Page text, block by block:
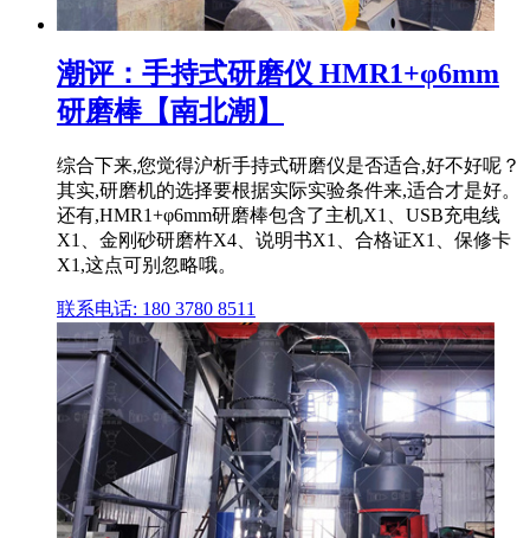
潮评：手持式研磨仪 HMR1+φ6mm
研磨棒【南北潮】
综合下来,您觉得沪析手持式研磨仪是否适合,好不好呢？
其实,研磨机的选择要根据实际实验条件来,适合才是好。
还有,HMR1+φ6mm研磨棒包含了主机X1、USB充电线
X1、金刚砂研磨杵X4、说明书X1、合格证X1、保修卡
X1,这点可别忽略哦。
联系电话: 180 3780 8511